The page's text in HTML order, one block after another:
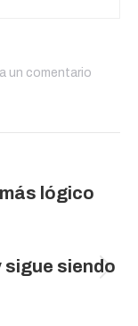
un comentario
lógico
sigue siendo